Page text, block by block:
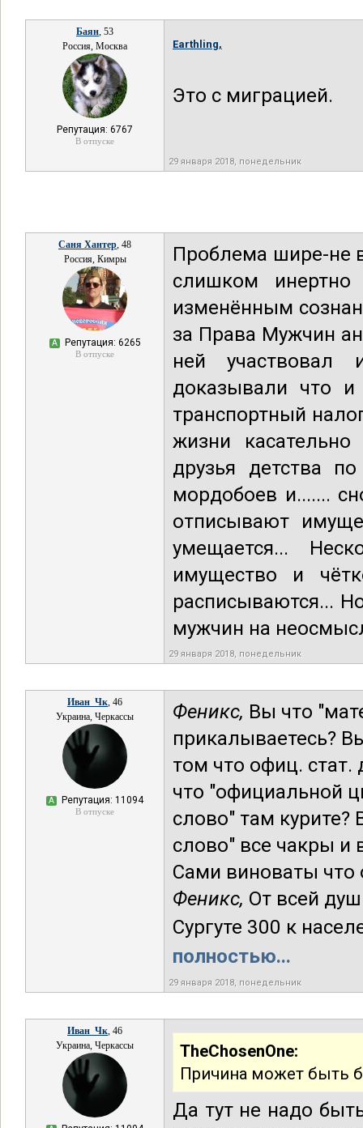
Баян, 53
Россия, Москва
Репутация: 6767
В отпуске
Earthling,
Это с миграцией.
29 января 2018, понедельник
Саня Хантер, 48
Россия, Кимры
А Репутация: 6265
В отпуске
Проблема шире-не
слишком
изменённым
за Права Мужчин
ней
доказывали что и
транспортный
жизни
друзья детства
мордобоев и.......
отписывают
умещается...
имущество и
расписываются...
мужчин на
29 января 2018, понедельник
Иван_Чк, 46
Украина, Черкассы
А Репутация: 11094
В отпуске
Феникс, Вы что
прикалываетесь?
том что офиц.
что "официальной
слово" там курите?
слово" все чакры и
Сами виноваты
Феникс, От всей
Сургуте 300 к
полностью...
29 января 2018, понедельник
Иван_Чк, 46
Украина, Черкассы
TheChosenOne:
Причина может быть
Да тут не надо